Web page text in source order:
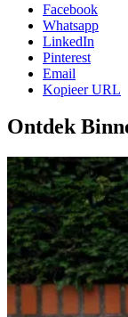
Facebook
Whatsapp
LinkedIn
Pinterest
Email
Kopieer URL
Ontdek